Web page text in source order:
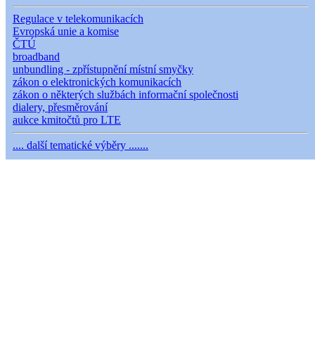
Regulace v telekomunikacích
Evropská unie a komise
ČTÚ
broadband
unbundling - zpřístupnění místní smyčky
zákon o elektronických komunikacích
zákon o některých službách informační společnosti
dialery, přesměrování
aukce kmitočtů pro LTE
.... další tematické výběry .......